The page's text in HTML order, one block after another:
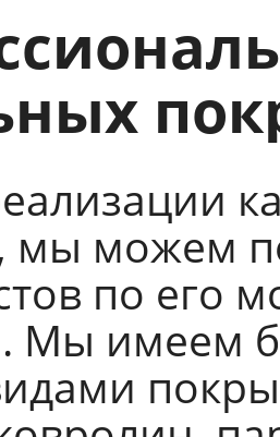
мы можем
по его
Мы имеем